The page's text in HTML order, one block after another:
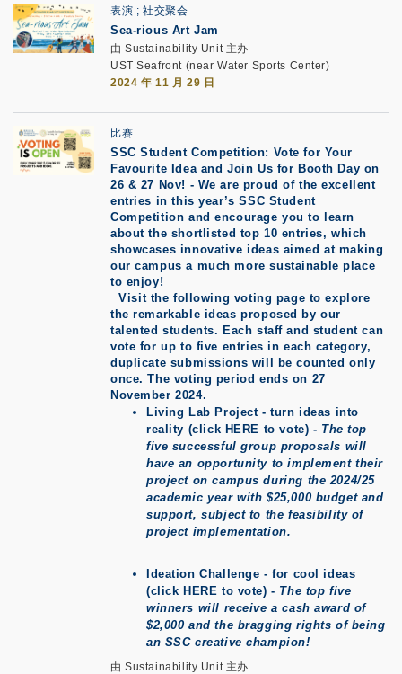
表演 社交聚会
Sea-rious Art Jam
由 Sustainability Unit 主办
UST Seafront (near Water Sports Center)
2024 年 11 月 29 日
比赛
SSC Student Competition: Vote for Your
Favourite Idea and Join Us for Booth Day on
26 & 27 Nov! - We are proud of the excellent
entries in this year’s SSC Student
Competition and encourage you to learn
about the shortlisted top 10 entries, which
showcases innovative ideas aimed at making
our campus a much more sustainable place
to enjoy!
Visit the following voting page to explore
the remarkable ideas proposed by our
talented students. Each staff and student can
vote for up to five entries in each category,
duplicate submissions will be counted only
once. The voting period ends on 27
November 2024.
Living Lab Project- turn ideas into
reality (click HERE to vote) - The top
five successful group proposals will
have an opportunity to implement their
project on campus during the 2024/25
academic year with $25,000 budget and
support, subject to the feasibility of
project implementation.
Ideation Challenge- for cool ideas
(click HERE to vote) - The top five
winners will receive a cash award of
$2,000 and the bragging rights of being
an SSC creative champion!
由 Sustainability Unit 主办